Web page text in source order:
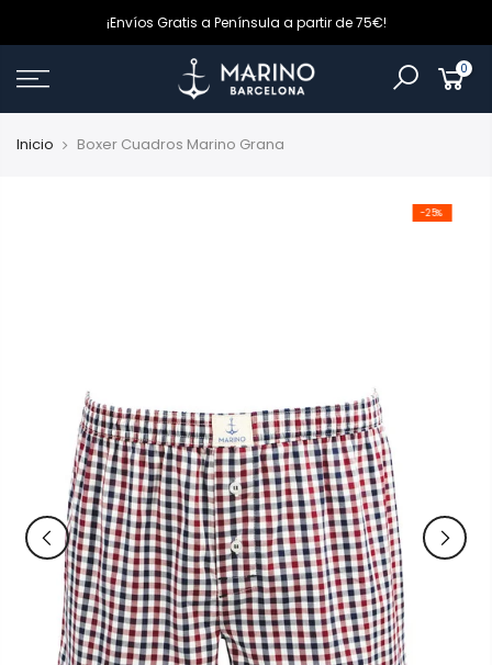
¡Envíos Gratis a Península a partir de 75€!
0
Inicio Boxer Cuadros Marino Grana
-25%